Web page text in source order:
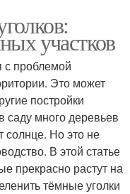
участков
с проблемой
Это может
постройки
саду много деревьев
солнце. Но это не
В этой статье
прекрасно растут на
тёмные уголки